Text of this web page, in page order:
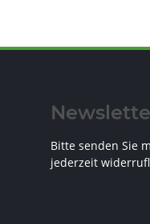
Bitte senden Sie
jederzeit